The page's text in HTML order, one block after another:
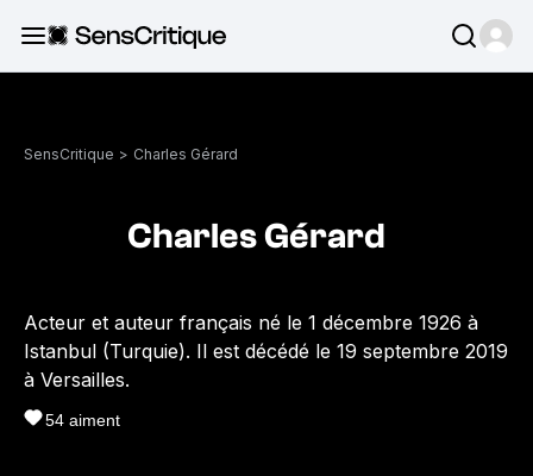
SensCritique > Charles Gérard
Charles Gérard
Acteur et auteur français né le 1 décembre 1926 à
Istanbul (Turquie). Il est décédé le 19 septembre 2019
à Versailles.
54 aiment